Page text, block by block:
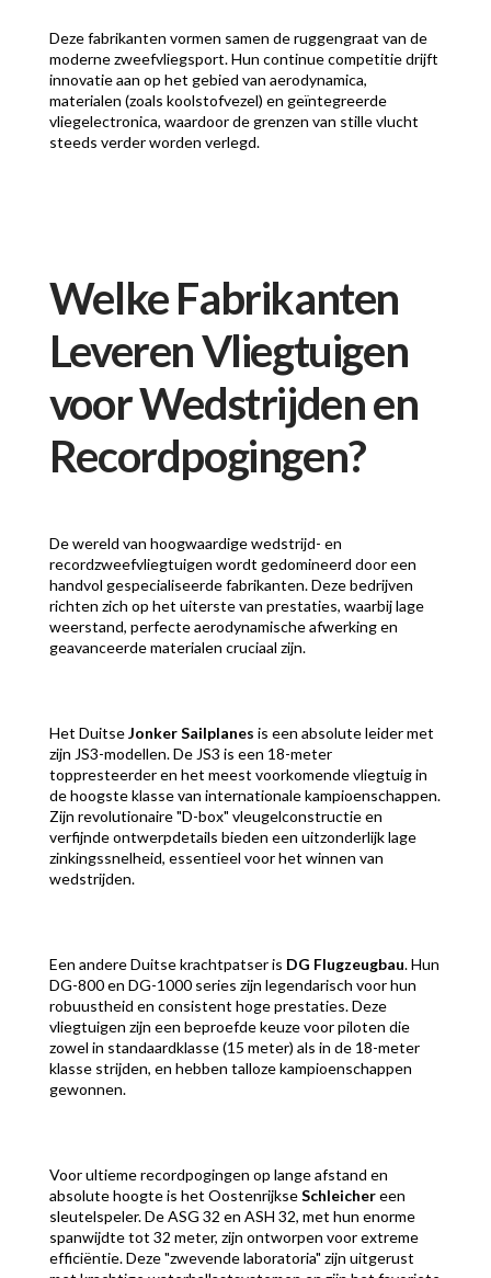
Deze fabrikanten vormen samen de ruggengraat van de
moderne zweefvliegsport. Hun continue competitie drijft
innovatie aan op het gebied van aerodynamica,
materialen (zoals koolstofvezel) en geïntegreerde
vliegelectronica, waardoor de grenzen van stille vlucht
steeds verder worden verlegd.
Welke Fabrikanten
Leveren Vliegtuigen
voor Wedstrijden en
Recordpogingen?
De wereld van hoogwaardige wedstrijd- en
recordzweefvliegtuigen wordt gedomineerd door een
handvol gespecialiseerde fabrikanten. Deze bedrijven
richten zich op het uiterste van prestaties, waarbij lage
weerstand, perfecte aerodynamische afwerking en
geavanceerde materialen cruciaal zijn.
Het DuitseJonker Sailplanes is een absolute leider met
zijn JS3-modellen. De JS3 is een 18-meter
toppresteerder en het meest voorkomende vliegtuig in
de hoogste klasse van internationale kampioenschappen.
Zijn revolutionaire "D-box" vleugelconstructie en
verfijnde ontwerpdetails bieden een uitzonderlijk lage
zinkingssnelheid, essentieel voor het winnen van
wedstrijden.
Een andere Duitse krachtpatser is DG Flugzeugbau. Hun
DG-800 en DG-1000 series zijn legendarisch voor hun
robuustheid en consistent hoge prestaties. Deze
vliegtuigen zijn een beproefde keuze voor piloten die
zowel in standaardklasse (15 meter) als in de 18-meter
klasse strijden, en hebben talloze kampioenschappen
gewonnen.
Voor ultieme recordpogingen op lange afstand en
absolute hoogte is het OostenrijkseSchleichereen
sleutelspeler. De ASG 32 en ASH 32, met hun enorme
spanwijdte tot 32 meter, zijn ontworpen voor extreme
efficiëntie. Deze "zwevende laboratoria" zijn uitgerust